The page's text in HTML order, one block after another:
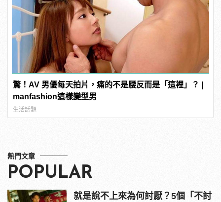
驚！AV 男優每天拍片，痛的不是腰反而是「這裡」？ |
manfashion這樣變型男
生活話題
熱門文章
POPULAR
就是說不上來為何討厭？5個「不討